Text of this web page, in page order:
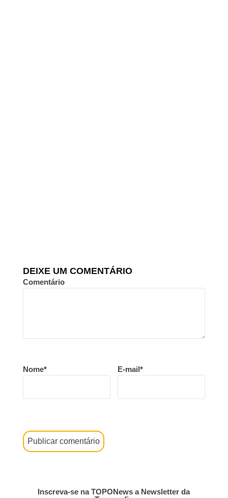
DEIXE UM COMENTÁRIO
Comentário
Nome* E-mail*
Inscreva-se na TOPONews a Newsletter da